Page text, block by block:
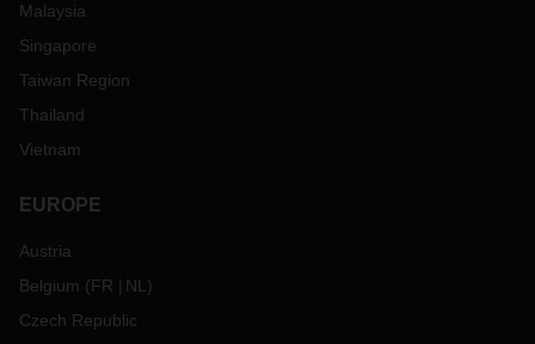
Malaysia
Singapore
Taiwan Region
Thailand
Vietnam
EUROPE
Austria
Belgium (FR NL )
Czech Republic